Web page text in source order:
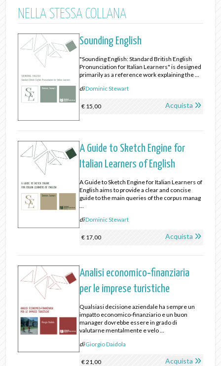
NELLA STESSA COLLANA
Sounding English
"Sounding English: Standard British English
Pronunciation for Italian Learners" is designed
primarily as a reference work explaining the ...
diDominic Stewart
€ 15,00 Acquista
A Guide to Sketch Engine for
Italian Learners of English
A Guide to Sketch Engine for Italian Learners of
English aims to provide a clear and concise
guide to the main queries of the corpus manag
diDominic Stewart
€ 17,00 Acquista
Analisi economico‐finanziaria
per le imprese turistiche
Qualsiasi decisione aziendale ha sempre un
impatto economico-finanziario e un buon
manager dovrebbe essere in grado di
valutarne mentalmente e velo ...
diGiorgio Daidola
€ 21,00 Acquista